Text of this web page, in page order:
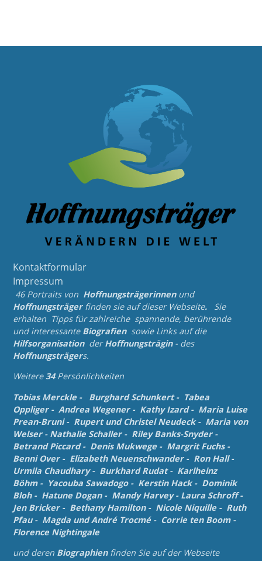
Kontaktformular
Impressum
46 Portraits von Hoffnungsträgerinnen und
Hoffnungsträgerfinden sie auf dieser Webseite.
Sie
erhalten Tipps für zahlreiche spannende, berührende
und interessanteBiografien sowie Links auf die
Hilfsorganisation derHoffnungsträgin - des
Hoffnungsträgers.
Weitere34 Persönlichkeiten
Tobias Merckle - Burghard Schunkert- Tabea
Oppliger- Andrea Wegener- Kathy Izard- Maria Luise
Prean-Bruni- Rupert und Christel Neudeck- Maria von
Welser- Nathalie Schaller- Riley Banks-Snyder-
Betrand Piccard- Denis Mukwege - Margrit Fuchs-
Benni Over- Elizabeth Neuenschwander- Ron Hall-
Urmila Chaudhary- Burkhard Rudat- Karlheinz
Böhm- Yacouba Sawadogo- Kerstin Hack- Dominik
Bloh- Hatune Dogan- Mandy Harvey- Laura Schroff-
Jen Bricker- Bethany Hamilton- Nicole Niquille - Ruth
Pfau- Magda und André Trocmé- Corrie ten Boom-
Florence Nightingale
und deren Biographien finden Sie auf der Webseite